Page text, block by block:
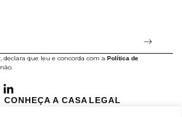
declara que leu e concorda com a Política de
CONHEÇA A CASA LEGAL